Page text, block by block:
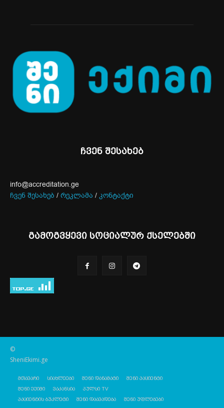
ჩვენ შესახებ
info@accreditation.ge
ჩვენ შესახებ / რეკლამა / კონტაქტი
გამოგვყევი სოციალურ ქსელებში
©
SheniEkimi.ge
მთავარი სიახლეები შენი დანამატი
შენი პაციენტი
შენი ექიმი
ვაკანსია
პულსი TV
პაციენტის ბუკლეტი
შენი დაავადება
შენი უფლებები